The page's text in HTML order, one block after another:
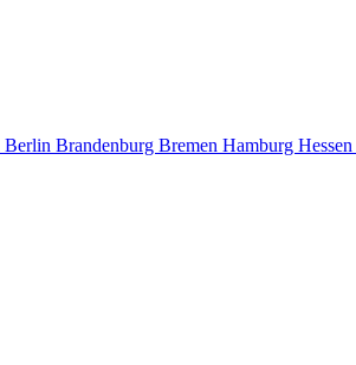
Berlin Brandenburg Bremen Hamburg Hessen